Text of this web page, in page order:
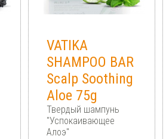
VATIKA
SHAMPOO BAR
Scalp Soothing
Aloe 75g
Твердый шампунь
"Успокаивающее
Алоэ"